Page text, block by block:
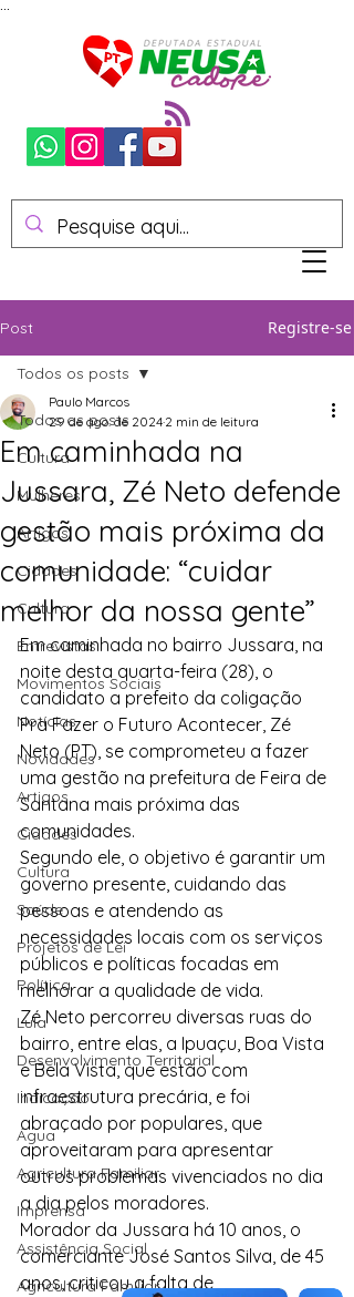
Post Registre-se
Todos os posts
Cultura
Mulheres
Artigos
Cidades
Cultura
Entrevistas
Movimentos Sociais
Notícias
Novidades
Artigos
Cidades
Cultura
Saúde
Projetos de Lei
Política
Lula
Desenvolvimento Territorial
Indicação
Água
Agricultura Familiar
Imprensa
Assistência Social
Agricultura Familiar
Todos os posts
Em caminhada na
Jussara, Zé Neto defende
gestão mais próxima da
comunidade: “cuidar
melhor da nossa gente”
Paulo Marcos
29 de ago. de 2024 2 min de leitura
Em caminhada no bairro Jussara, na
noite desta quarta-feira (28), o
candidato a prefeito da coligação
Pra Fazer o Futuro Acontecer, Zé
Neto (PT), se comprometeu a fazer
uma gestão na prefeitura de Feira de
Santana mais próxima das
comunidades.
Segundo ele, o objetivo é garantir um
governo presente, cuidando das
pessoas e atendendo as
necessidades locais com os serviços
públicos e políticas focadas em
melhorar a qualidade de vida.
Zé Neto percorreu diversas ruas do
bairro, entre elas, a Ipuaçu, Boa Vista
e Bela Vista, que estão com
infraestrutura precária, e foi
abraçado por populares, que
aproveitaram para apresentar
outros problemas vivenciados no dia
a dia pelos moradores.
Morador da Jussara há 10 anos, o
comerciante José Santos Silva, de 45
anos, criticou a falta de